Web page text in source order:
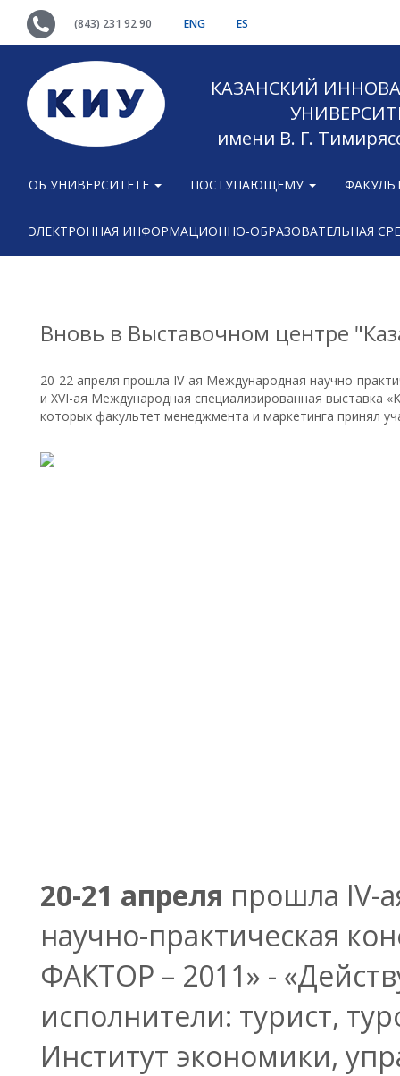
(843) 231 92 90 ENG ES
КАЗАНСКИЙ
имени В. Г.
ОБ УНИВЕРСИТЕТЕ ПОСТУПАЮЩЕМУ
ЭЛЕКТРОННАЯ ИНФОРМАЦИОННО-ОБРАЗОВАТЕЛЬНАЯ
Вновь в Выставочном центре
20-22 апреля прошла IV-ая Международная научно-
и XVI-ая Международная специализированная выставка
которых факультет менеджмента и маркетинга принял
20-21 апреля прошла IV-
научно-практическая
ФАКТОР – 2011» -
исполнители: турист,
Институт экономики,